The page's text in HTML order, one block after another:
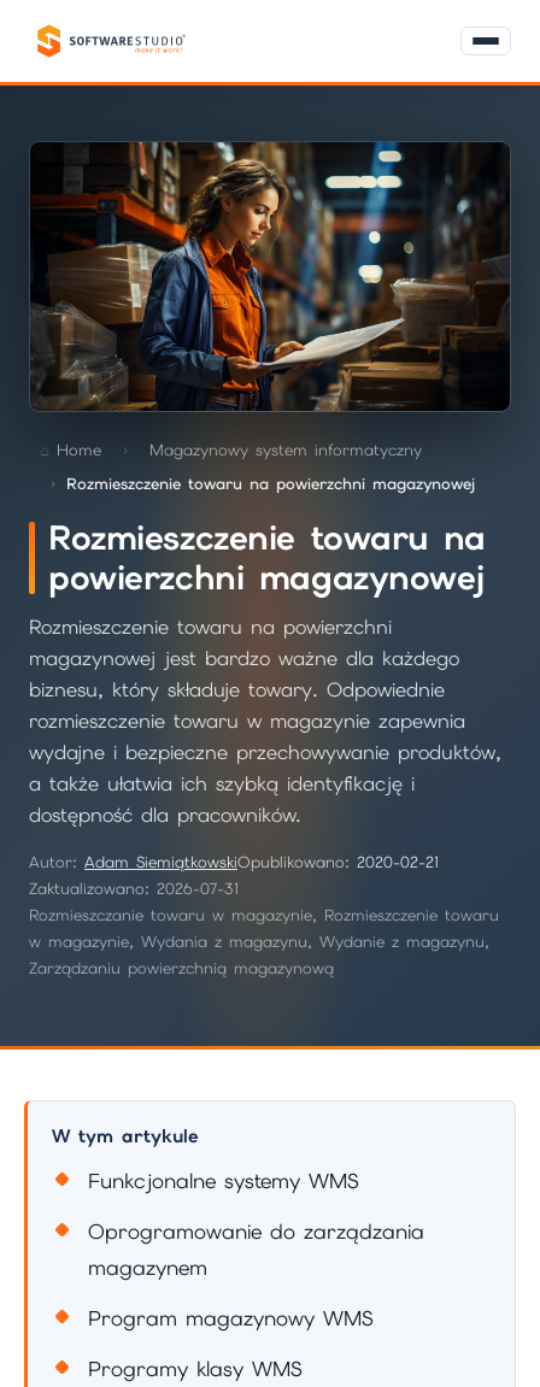
Home
Magazynowy system informatyczny
Rozmieszczenie towaru na powierzchni magazynowej
Rozmieszczenie towaru na
powierzchni magazynowej
Rozmieszczenie towaru na powierzchni
magazynowej jest bardzo ważne dla każdego
biznesu, który składuje towary. Odpowiednie
rozmieszczenie towaru w magazynie zapewnia
wydajne i bezpieczne przechowywanie produktów,
a także ułatwia ich szybką identyfikację i
dostępność dla pracowników.
Autor: Adam SiemiątkowskiOpublikowano: 2020-02-21
Zaktualizowano: 2026-07-31
Rozmieszczanie towaru w magazynie, Rozmieszczenie towaru
w magazynie, Wydania z magazynu, Wydanie z magazynu,
Zarządzaniu powierzchnią magazynową
W tym artykule
Funkcjonalne systemy WMS
Oprogramowanie do zarządzania
magazynem
Program magazynowy WMS
Programy klasy WMS